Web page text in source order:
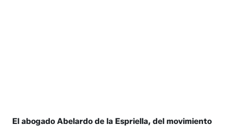
El abogado Abelardo de la Espriella, del movimiento